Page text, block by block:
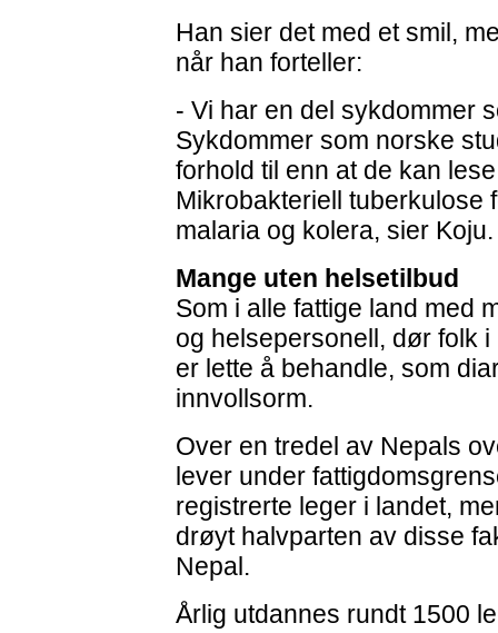
Han sier det med et smil,
når han forteller:
- Vi har en del sykdommer
Sykdommer som norske
forhold til enn at de kan
Mikrobakteriell tuberkulose
malaria og kolera, sier Koju.
Mange uten helsetilbud
Som i alle fattige land med
og helsepersonell, dør folk
er lette å behandle, som
innvollsorm.
Over en tredel av Nepals
lever under
registrerte leger i landet,
drøyt halvparten av disse
Nepal.
Årlig utdannes rundt 1500